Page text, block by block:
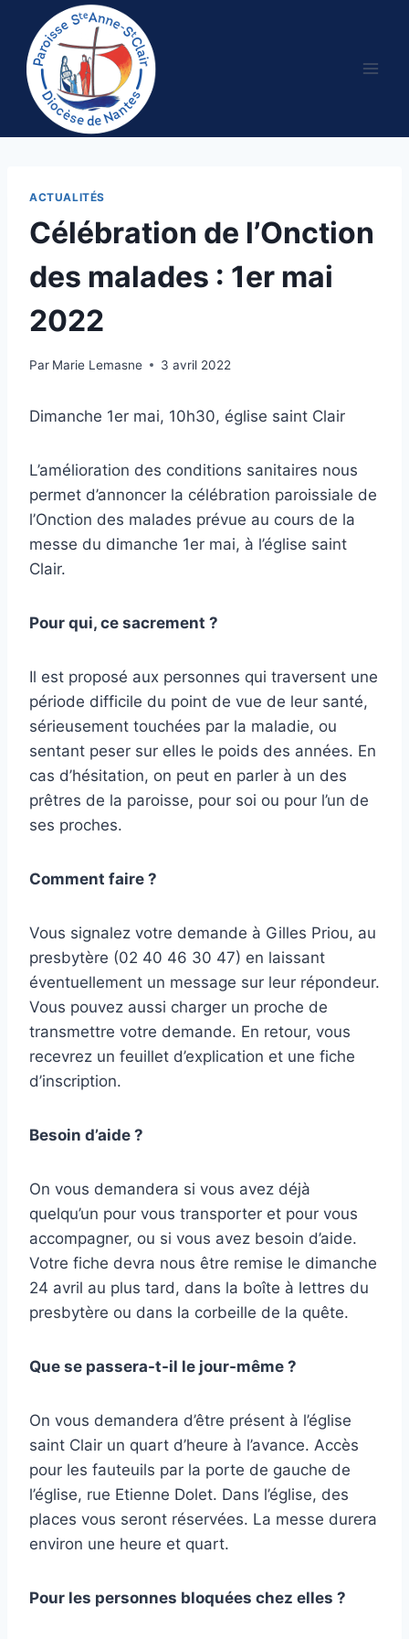
contenu
ACTUALITÉS
Célébration de l’Onction
des malades : 1er mai
2022
Par Marie Lemasne 3 avril 2022
Dimanche 1er mai, 10h30, église saint Clair
L’amélioration des conditions sanitaires nous
permet d’annoncer la célébration paroissiale de
l’Onction des malades prévue au cours de la
messe du dimanche 1er mai, à l’église saint
Clair.
Pour qui, ce sacrement ?
Il est proposé aux personnes qui traversent une
période difficile du point de vue de leur santé,
sérieusement touchées par la maladie, ou
sentant peser sur elles le poids des années. En
cas d’hésitation, on peut en parler à un des
prêtres de la paroisse, pour soi ou pour l’un de
ses proches.
Comment faire ?
Vous signalez votre demande à Gilles Priou, au
presbytère (02 40 46 30 47) en laissant
éventuellement un message sur leur répondeur.
Vous pouvez aussi charger un proche de
transmettre votre demande. En retour, vous
recevrez un feuillet d’explication et une fiche
d’inscription.
Besoin d’aide ?
On vous demandera si vous avez déjà
quelqu’un pour vous transporter et pour vous
accompagner, ou si vous avez besoin d’aide.
Votre fiche devra nous être remise le dimanche
24 avril au plus tard, dans la boîte à lettres du
presbytère ou dans la corbeille de la quête.
Que se passera-t-il le jour-même ?
On vous demandera d’être présent à l’église
saint Clair un quart d’heure à l’avance. Accès
pour les fauteuils par la porte de gauche de
l’église, rue Etienne Dolet. Dans l’église, des
places vous seront réservées. La messe durera
environ une heure et quart.
Pour les personnes bloquées chez elles ?